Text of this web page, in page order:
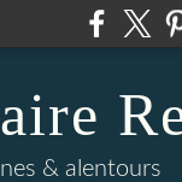
& alentours